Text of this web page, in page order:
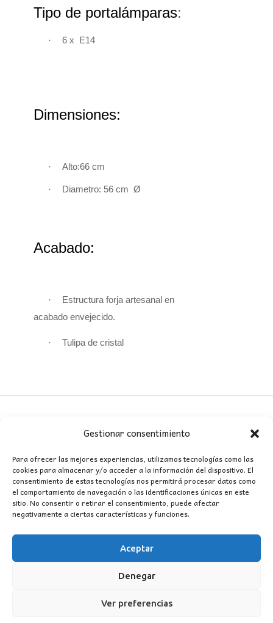
Gestionar consentimiento
Para ofrecer las mejores experiencias, utilizamos tecnologías como las
cookies para almacenar y/o acceder a la información del dispositivo. El
consentimiento de estas tecnologías nos permitirá procesar datos como
el comportamiento de navegación o las identificaciones únicas en este
sitio. No consentir o retirar el consentimiento, puede afectar
negativamente a ciertas características y funciones.
Aceptar
Denegar
Ver preferencias
Tipo de portalámparas:
· 6 x E14
Dimensiones:
· Alto:66 cm
· Diametro: 56 cm Ø
Acabado:
·
Estructura forja artesanal en
acabado envejecido.
· Tulipa de cristal
MI CUENTA
INFORMACIÓN
WhatsApp
TikTok
Instagram
© 2016 . Todos los derechos reservados.